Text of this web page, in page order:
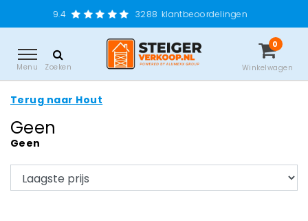
3288 klantbeoordelingen
Menu Zoeken
0
Winkelwagen
Terug naar Hout
Geen
Geen